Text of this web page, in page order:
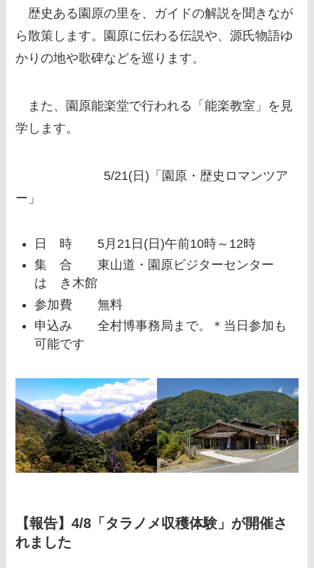
歴史ある園原の里を、ガイドの解説を聞きなが
ら散策します。園原に伝わる伝説や、源氏物語ゆ
かりの地や歌碑などを巡ります。
また、園原能楽堂で行われる「能楽教室」を見
学します。
5/21(日)「園原・歴史ロマンツア
ー」
日 時 5月21日(日)午前10時～12時
集 合 東山道・園原ビジターセンター
はゝき木館
参加費 無料
申込み 全村博事務局まで。＊当日参加も
可能です
【報告】4/8「タラノメ収穫体験」が開催さ
れました